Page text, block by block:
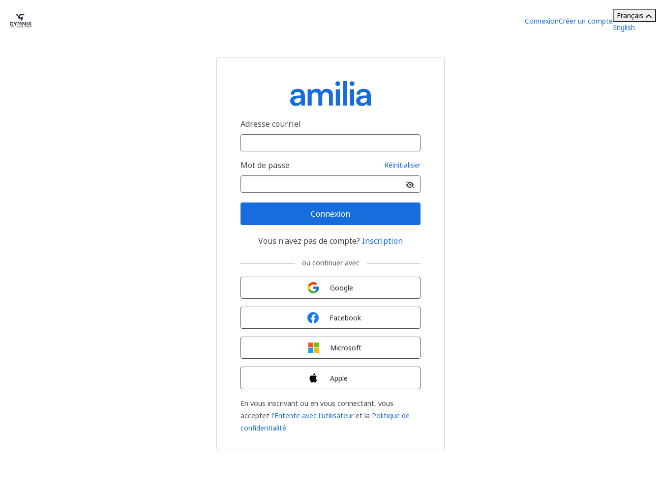
ConnexionCréer un compte
Français
English
Adresse courriel
Mot de passe Réinitialiser
Connexion
Vous n'avez pas de compte? Inscription
ou continuer avec
Google
Facebook
Microsoft
Apple
En vous inscrivant ou en vous connectant, vous
acceptez l'Entente avec l'utilisateuret la Politique de
confidentialité.